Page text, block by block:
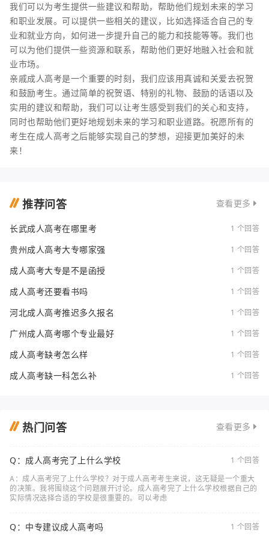
我们可以为考生提供一些建议和帮助，帮助他们规划未来的学习
和职业发展。可以提供一些相关的建议，比如选择适合自己的专
业和就业方向，如何进一步提升自己的能力和技能等等。我们也
可以为他们提供一些资源和联系，帮助他们更好地融入社会和就
业市场。
亲戚成人高考是一个重要的时刻，我们应该用真诚和关爱去祝贺
和鼓励考生。通过简单的祝贺语、特别的礼物、鼓励的话语以及
实用的建议和帮助，我们可以让考生感受到我们的关心和支持，
同时也帮助他们更好地规划未来的学习和职业道路。祝愿所有的
考生在成人高考之后能够实现自己的梦想，迎接更加美好的未
来！
推荐问答 查看更多
长武成人高考在哪里考 1 个回答
贵州成人高考大专哪家强 1 个回答
成人高考大专是不是函授 1 个回答
成人高考还要看书吗 1 个回答
河北成人高考推迟多久报名 1 个回答
广州成人高考哪个专业最好 1 个回答
成人高考缺考怎么样 1 个回答
成人高考缺一科怎么补 1 个回答
热门问答 查看更多
Q：成人高考完了上什么学校
1 个回答
A：成人高考完了上什么学校？对于成人高考考生来说，这无疑是一个重大
的决策。我将围绕这个问题展开讨论。成人高考完了上什么学校根据自己的
实际情况选择合适的学校是很重要的。可以考虑
Q：中专建议成人高考吗 1 个回答